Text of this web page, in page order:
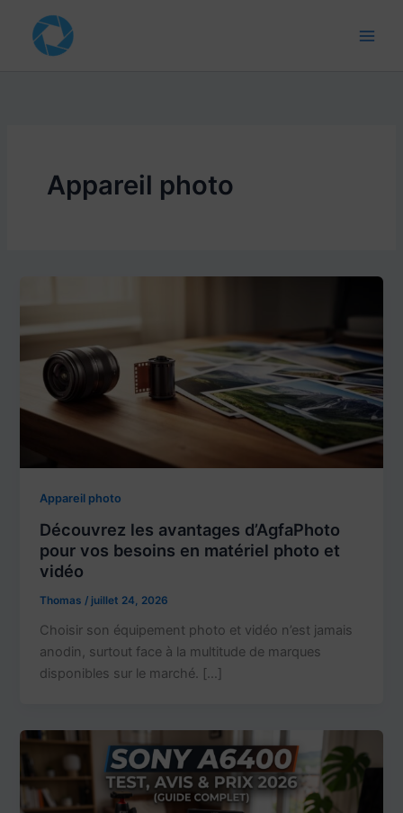
contenu
Appareil photo
Appareil photo
Découvrez les avantages d’AgfaPhoto
pour vos besoins en matériel photo et
vidéo
Thomas/ juillet 24, 2026
Choisir son équipement photo et vidéo n’est jamais
anodin, surtout face à la multitude de marques
disponibles sur le marché. […]